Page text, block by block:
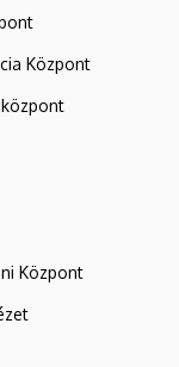
Központ
Központ